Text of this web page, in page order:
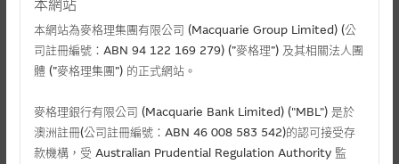
本網站
本網站為麥格理集團有限公司 (Macquarie Group Limited) (公
司註冊編號：ABN 94 122 169 279) (”麥格理”) 及其相關法人團
體 (”麥格理集團”) 的正式網站。
麥格理銀行有限公司 (Macquarie Bank Limited) ("MBL") 是於
澳洲註冊(公司註冊編號：ABN 46 008 583 542)的認可接受存
款機構，受 Australian Prudential Regulation Authority 監